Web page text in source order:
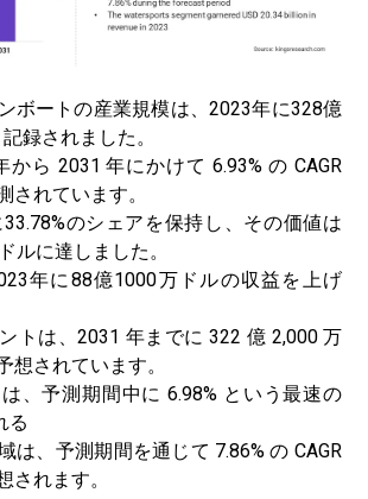
ボートの産業規模は、2023年に328億
録されました。
から 2031 年にかけて 6.93% の CAGR
されています。
のシェアを保持し、その価値は
ルに達しました。
年に88億1000万ドルの収益を上げ
トは、2031 年までに 322 億 2,000 万
想されています。
、予測期間中に 6.98% という最速の
る
は、予測期間を通じて 7.86% の CAGR
されます。